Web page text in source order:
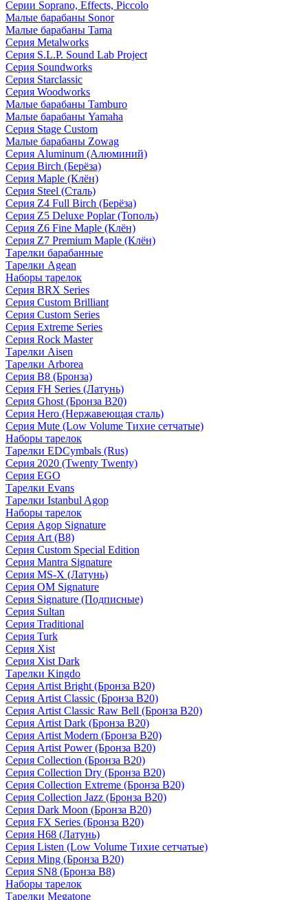
Серии Soprano, Effects, Piccolo
Малые барабаны Sonor
Малые барабаны Tama
Серия Metalworks
Серия S.L.P. Sound Lab Project
Серия Soundworks
Серия Starclassic
Серия Woodworks
Малые барабаны Tamburo
Малые барабаны Yamaha
Серия Stage Custom
Малые барабаны Zowag
Серия Aluminum (Алюминий)
Серия Birch (Берёза)
Серия Maple (Клён)
Серия Steel (Сталь)
Серия Z4 Full Birch (Берёза)
Серия Z5 Deluxe Poplar (Тополь)
Серия Z6 Fine Maple (Клён)
Серия Z7 Premium Maple (Клён)
Тарелки барабанные
Тарелки Agean
Наборы тарелок
Серия BRX Series
Серия Custom Brilliant
Серия Custom Series
Серия Extreme Series
Серия Rock Master
Тарелки Aisen
Тарелки Arborea
Серия B8 (Бронза)
Серия FH Series (Латунь)
Серия Ghost (Бронза B20)
Серия Hero (Нержавеющая сталь)
Серия Mute (Low Volume Тихие сетчатые)
Наборы тарелок
Тарелки EDCymbals (Rus)
Серия 2020 (Twenty Twenty)
Серия EGO
Тарелки Evans
Тарелки Istanbul Agop
Наборы тарелок
Серия Agop Signature
Серия Art (B8)
Серия Custom Special Edition
Серия Mantra Signature
Серия MS-X (Латунь)
Серия OM Signature
Серия Signature (Подписные)
Серия Sultan
Серия Traditional
Серия Turk
Серия Xist
Серия Xist Dark
Тарелки Kingdo
Серия Artist Bright (Бронза B20)
Серия Artist Classic (Бронза B20)
Серия Artist Classic Raw Bell (Бронза B20)
Серия Artist Dark (Бронза B20)
Серия Artist Modern (Бронза B20)
Серия Artist Power (Бронза B20)
Серия Collection (Бронза B20)
Серия Collection Dry (Бронза B20)
Серия Collection Extreme (Бронза B20)
Серия Collection Jazz (Бронза B20)
Серия Dark Moon (Бронза B20)
Серия FX Series (Бронза B20)
Серия H68 (Латунь)
Серия Listen (Low Volume Тихие сетчатые)
Серия Ming (Бронза B20)
Серия SN8 (Бронза B8)
Наборы тарелок
Тарелки Megatone